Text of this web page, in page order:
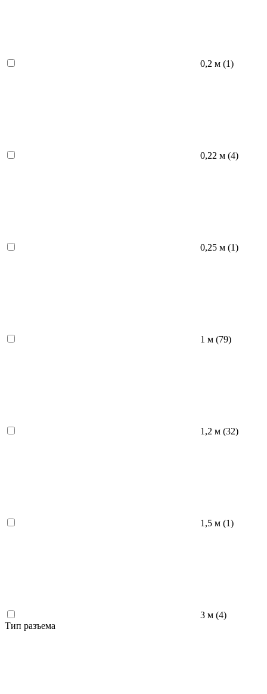
0,2 м (1)
0,22 м (4)
0,25 м (1)
1 м (79)
1,2 м (32)
1,5 м (1)
3 м (4)
Тип разъема